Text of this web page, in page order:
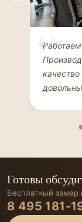
Елена
Готовы
Бесплатный
8 495 181-